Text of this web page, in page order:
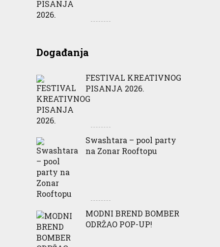
Događanja
FESTIVAL KREATIVNOG
PISANJA 2026.
Swashtara – pool party
na Zonar Rooftopu
MODNI BREND BOMBER
ODRŽAO POP-UP!